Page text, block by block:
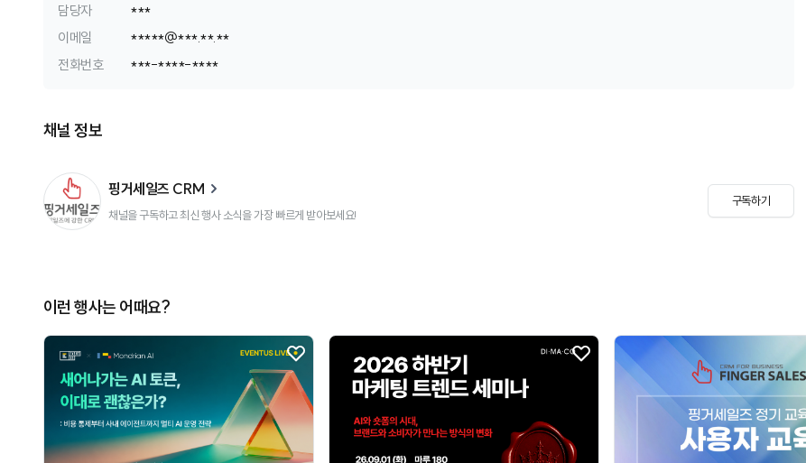
담당자
***
이메일
*****@***.**.**
전화번호
***-****-****
채널 정보
핑거세일즈 CRM
채널을 구독하고 최신 행사 소식을 가장 빠르게 받아보세요!
구독하기
이런 행사는 어때요?